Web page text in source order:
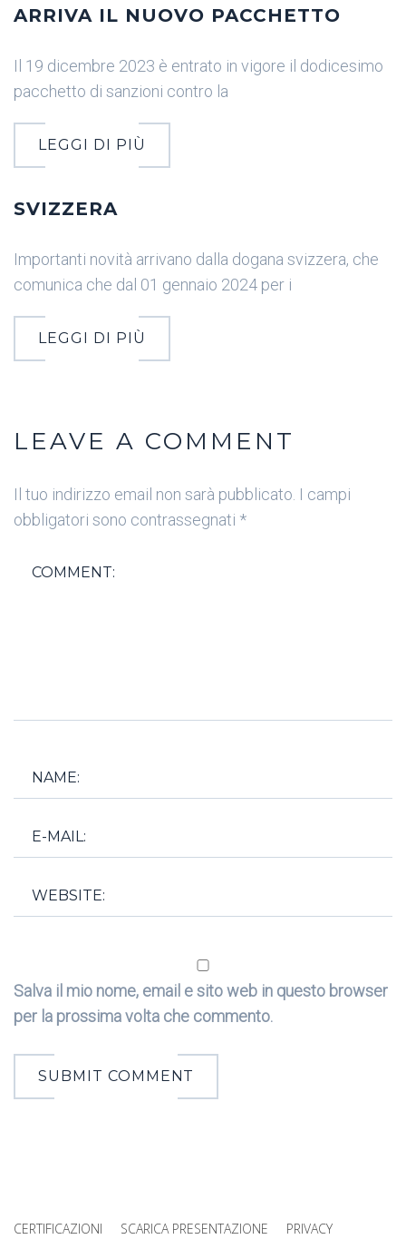
ARRIVA IL NUOVO PACCHETTO
Il 19 dicembre 2023 è entrato in vigore il dodicesimo
pacchetto di sanzioni contro la
LEGGI DI PIÙ
SVIZZERA
Importanti novità arrivano dalla dogana svizzera, che
comunica che dal 01 gennaio 2024 per i
LEGGI DI PIÙ
LEAVE A COMMENT
Il tuo indirizzo email non sarà pubblicato. I campi
obbligatori sono contrassegnati *
Salva il mio nome, email e sito web in questo browser
per la prossima volta che commento.
SUBMIT COMMENT
CERTIFICAZIONI SCARICA PRESENTAZIONE PRIVACY